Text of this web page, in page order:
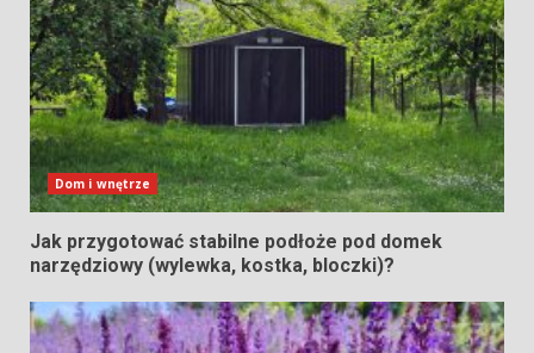
Dom i wnętrze
Jak przygotować stabilne podłoże pod domek
narzędziowy (wylewka, kostka, bloczki)?